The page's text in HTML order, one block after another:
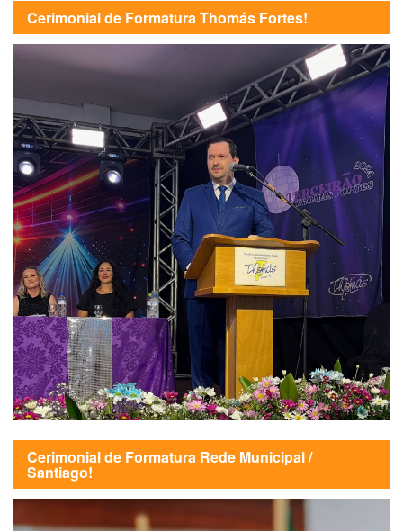
Cerimonial de Formatura Thomás Fortes!
Cerimonial de Formatura Rede Municipal /
Santiago!